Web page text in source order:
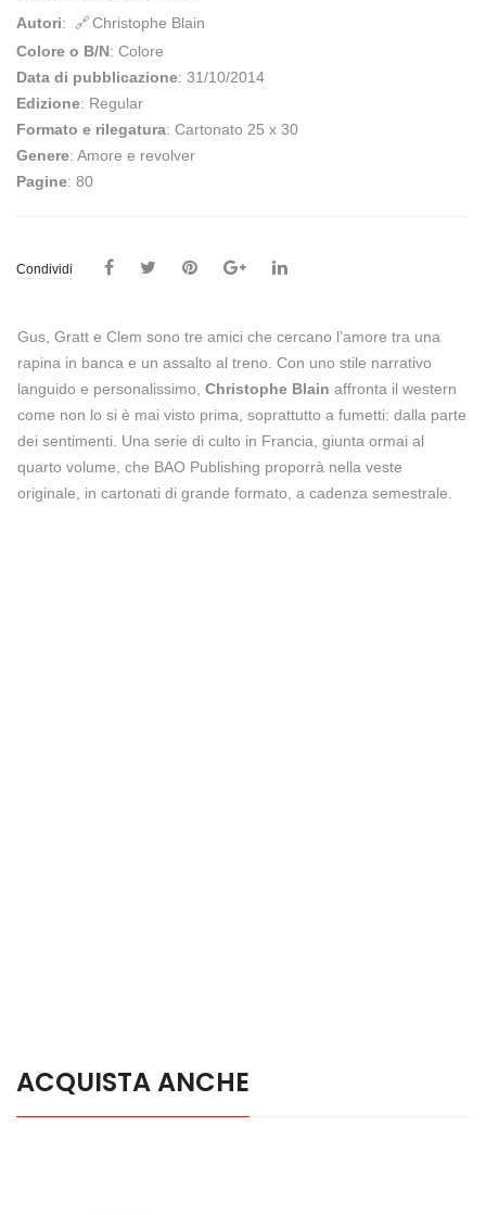
Autori:
Christophe Blain
Colore o B/N: Colore
Data di pubblicazione: 31/10/2014
Edizione: Regular
Formato e rilegatura: Cartonato 25 x 30
Genere: Amore e revolver
Pagine: 80
Condividi
Gus, Gratt e Clem sono tre amici che cercano l’amore tra una
rapina in banca e un assalto al treno. Con uno stile narrativo
languido e personalissimo, Christophe Blain affronta il western
come non lo si è mai visto prima, soprattutto a fumetti: dalla parte
dei sentimenti. Una serie di culto in Francia, giunta ormai al
quarto volume, che BAO Publishing proporrà nella veste
originale, in cartonati di grande formato, a cadenza semestrale.
ACQUISTA ANCHE